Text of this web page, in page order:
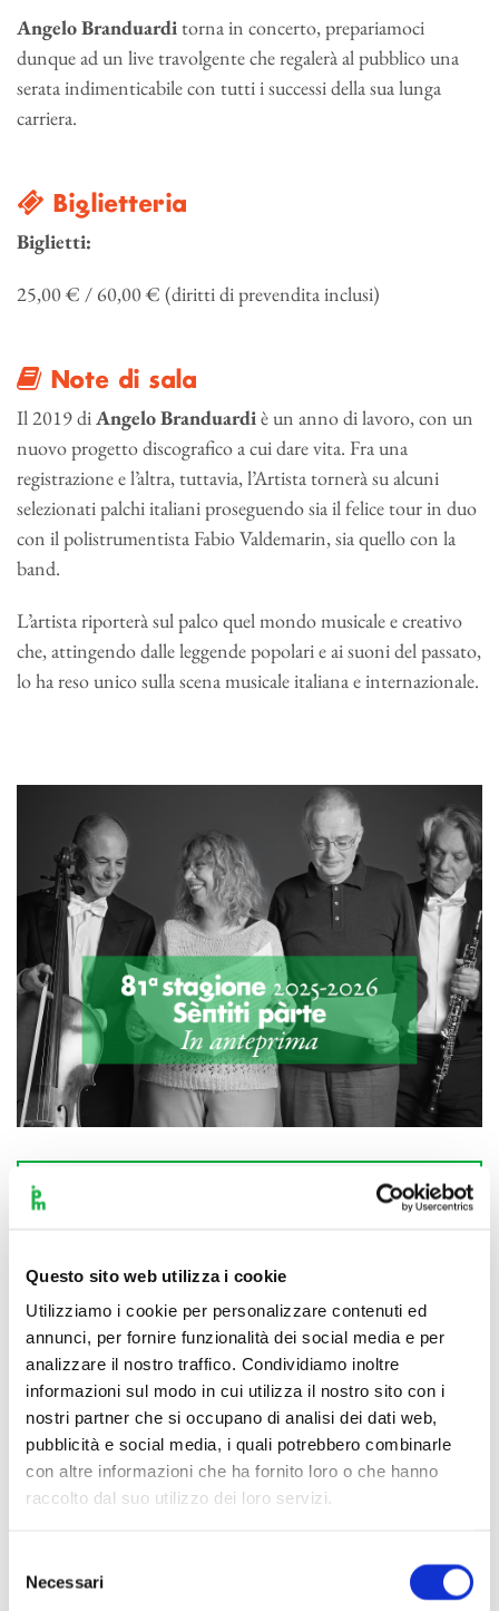
Questo sito web utilizza i cookie
Utilizziamo i cookie per personalizzare contenuti ed
annunci, per fornire funzionalità dei social media e per
analizzare il nostro traffico. Condividiamo inoltre
informazioni sul modo in cui utilizza il nostro sito con i
nostri partner che si occupano di analisi dei dati web,
pubblicità e social media, i quali potrebbero combinarle
con altre informazioni che ha fornito loro o che hanno
raccolto dal suo utilizzo dei loro servizi.
delNecessari
Angelo Branduarditorna in concerto, prepariamoci
dunque ad un live travolgente che regalerà al pubblico una
serata indimenticabile con tutti i successi della sua lunga
carriera.
Biglietteria
Biglietti:
25,00 € / 60,00 € (diritti di prevendita inclusi)
Note di sala
Il 2019 diAngelo Branduardiè un anno di lavoro, con un
nuovo progetto discografico a cui dare vita. Fra una
registrazione e l’altra, tuttavia, l’Artista tornerà su alcuni
selezionati palchi italiani proseguendo sia il felice tour in duo
con il polistrumentista Fabio Valdemarin, sia quello con la
band.
L’artista riporterà sul palco quel mondo musicale e creativo
che, attingendo dalle leggende popolari e ai suoni del passato,
lo ha reso unico sulla scena musicale italiana e internazionale.